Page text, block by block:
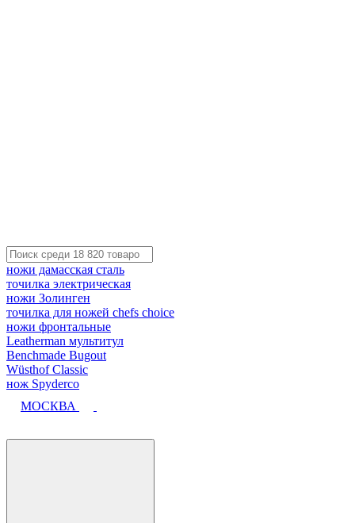
ножи дамасская сталь
точилка электрическая
ножи Золинген
точилка для ножей chefs choice
ножи фронтальные
Leatherman мультитул
Benchmade Bugout
Wüsthof Classic
нож Spyderco
МОСКВА